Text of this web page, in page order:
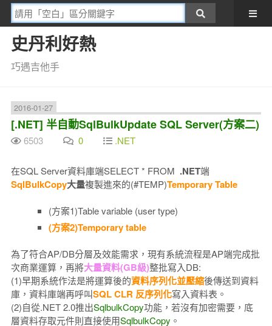
史丹利好熱
巧遇吉他手
2016-01-27
[.NET] 半自動SqlBulkUpdate SQL Server(方案二)
6503 0 .NET
在SQL Server資料庫端SELECT * FROM .NET端
SqlBulkCopy大量複製進來的(#TEMP)Temporary Table
(方案1)Table variable (user type)
(方案2)Temporary table
為了符合AP/DB分層及效能需求，現有系統流程是AP端完成批
次商業運算，再將大量資料(GB級)整批寫入DB:
(1)早期系統作法是將運算後的資料序列化並壓縮後傳送到資料
庫，資料庫端再呼叫SQL CLR 反序列化寫入資料表。
(2)自從.NET 2.0推出SqlbulkCopy功能，若沒有加密需要，底
層資料存取元件則直接使用SqlbulkCopy 。